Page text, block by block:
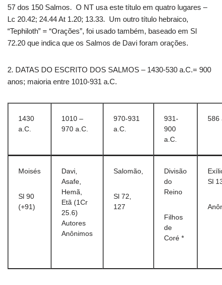
57 dos 150 Salmos. O NT usa este título em quatro lugares –
Lc 20.42; 24.44 At 1.20; 13.33. Um outro título hebraico,
“Tephiloth” = “Orações”, foi usado também, baseado em Sl
72.20 que indica que os Salmos de Davi foram orações.
2. DATAS DO ESCRITO DOS SALMOS – 1430-530 a.C.= 900
anos; maioria entre 1010-931 a.C.
1430
a.C.
1010 –
970 a.C.
970-931
a.C.
931-
900
a.C.
586
Moisés
Sl 90
(+91)
Davi,
Asafe,
Hemã,
Etã (1Cr
25.6)
Autores
Anônimos
Salomão,
Sl 72,
127
Divisão
do
Reino
Filhos
de
Coré *
Sl